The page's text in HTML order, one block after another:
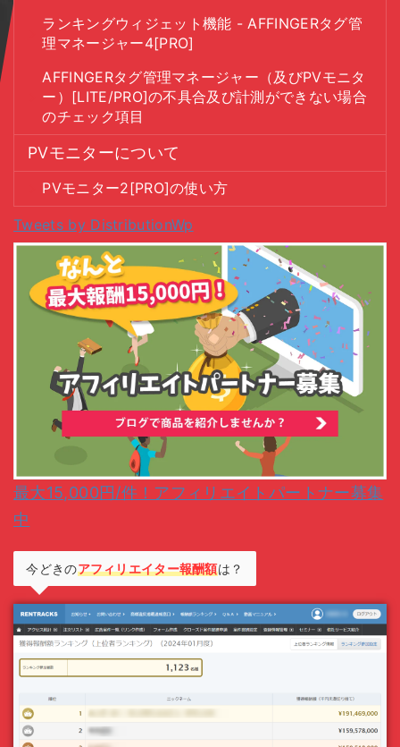
ランキングウィジェット機能 - AFFINGERタグ管
理マネージャー4[PRO]
AFFINGERタグ管理マネージャー（及びPVモニタ
ー）[LITE/PRO]の不具合及び計測ができない場合
のチェック項目
PVモニターについて
PVモニター2[PRO]の使い方
Tweets by DistributionWp
最大15,000円/件！アフィリエイトパートナー募集
中
今どきのアフィリエイター報酬額は？